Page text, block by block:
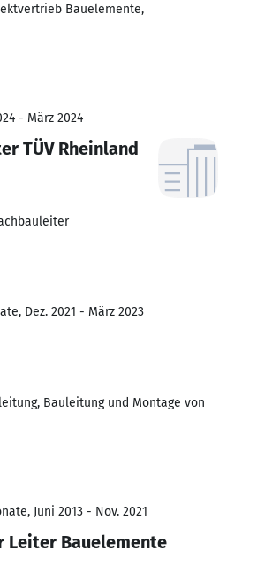
Bauelemente,
- März 2024
TÜV Rheinland
Dez. 2021 - März 2023
Bauleitung und Montage von
Juni 2013 - Nov. 2021
Leiter Bauelemente